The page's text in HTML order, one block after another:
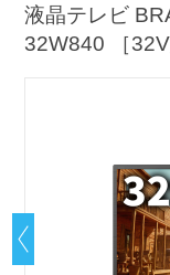
液晶テレビ
32W840 ［